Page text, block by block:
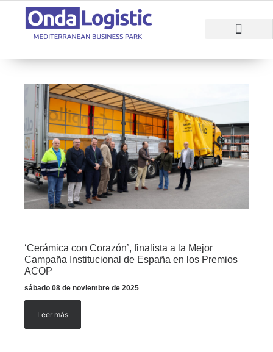
‘Cerámica con Corazón’, finalista a la Mejor
Campaña Institucional de España en los Premios
ACOP
sábado 08 de noviembre de 2025
Leer más